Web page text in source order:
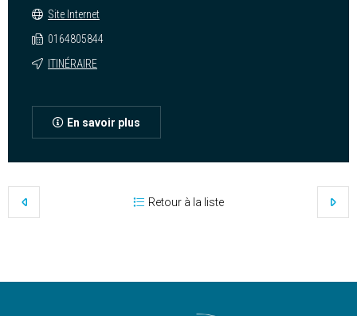
Site Internet
0164805844
ITINÉRAIRE
En savoir plus
Retour à la liste